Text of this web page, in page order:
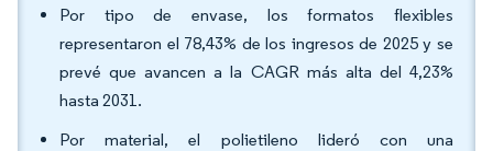
Por tipo de envase, los formatos flexibles
representaron el 78,43% de los ingresos de 2025 y se
prevé que avancen a la CAGR más alta del 4,23%
hasta 2031.
Por material, el polietileno lideró con una